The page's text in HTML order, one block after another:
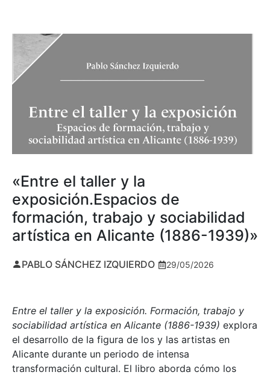
«Entre el taller y la
exposición.Espacios de
formación, trabajo y sociabilidad
artística en Alicante (1886-1939)»
PABLO SÁNCHEZ IZQUIERDO 29/05/2026
Entre el taller y la exposición. Formación, trabajo y
sociabilidad artística en Alicante (1886-1939) explora
el desarrollo de la figura de los y las artistas en
Alicante durante un periodo de intensa
transformación cultural. El libro aborda cómo los